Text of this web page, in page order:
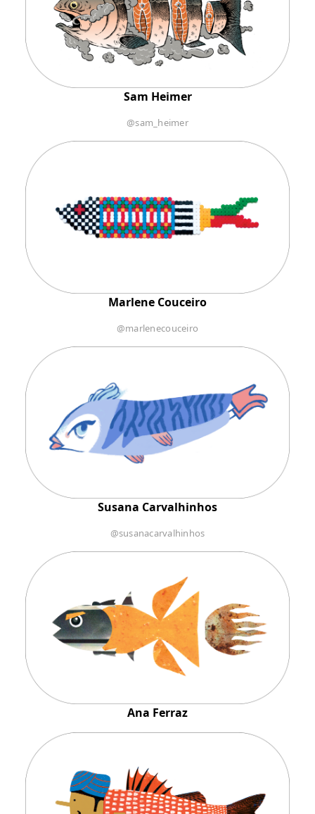
Sam Heimer
@sam_heimer
Marlene Couceiro
@marlenecouceiro
Susana Carvalhinhos
@susanacarvalhinhos
Ana Ferraz